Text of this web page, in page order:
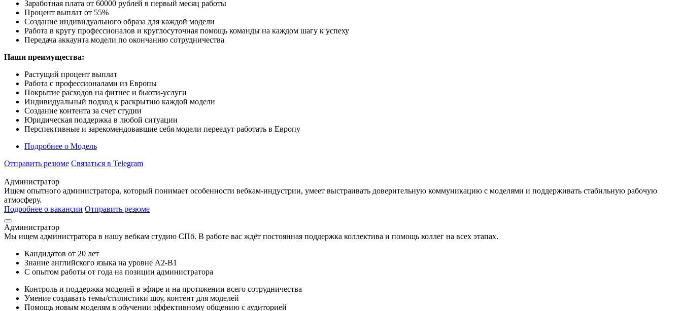
Заработная плата от 60000 рублей в первый месяц работы
Процент выплат от 55%
Создание индивидуального образа для каждой модели
Работа в кругу профессионалов и круглосуточная помощь команды на каждом шагу к успеху
Передача аккаунта модели по окончанию сотрудничества
Наши преимущества:
Растущий процент выплат
Работа с профессионалами из Европы
Покрытие расходов на фитнес и бьюти-услуги
Индивидуальный подход к раскрытию каждой модели
Создание контента за счет студии
Юридическая поддержка в любой ситуации
Перспективные и зарекомендовавшие себя модели переедут работать в Европу
Подробнее о Модель
Отправить резюме Связаться в Telegram
Администратор
Ищем опытного администратора, который понимает особенности вебкам-индустрии, умеет выстраивать доверительную коммуникацию с моделями и поддерживать стабильную рабочую
атмосферу.
Подробнее о вакансии Отправить резюме
Администратор
Мы ищем администратора в нашу вебкам студию СПб. В работе вас ждёт постоянная поддержка коллектива и помощь коллег на всех этапах.
Кандидатов от 20 лет
Знание английского языка на уровне А2-В1
С опытом работы от года на позиции администратора
Контроль и поддержка моделей в эфире и на протяжении всего сотрудничества
Умение создавать темы/стилистики шоу, контент для моделей
Помощь новым моделям в обучении эффективному общению с аудиторией